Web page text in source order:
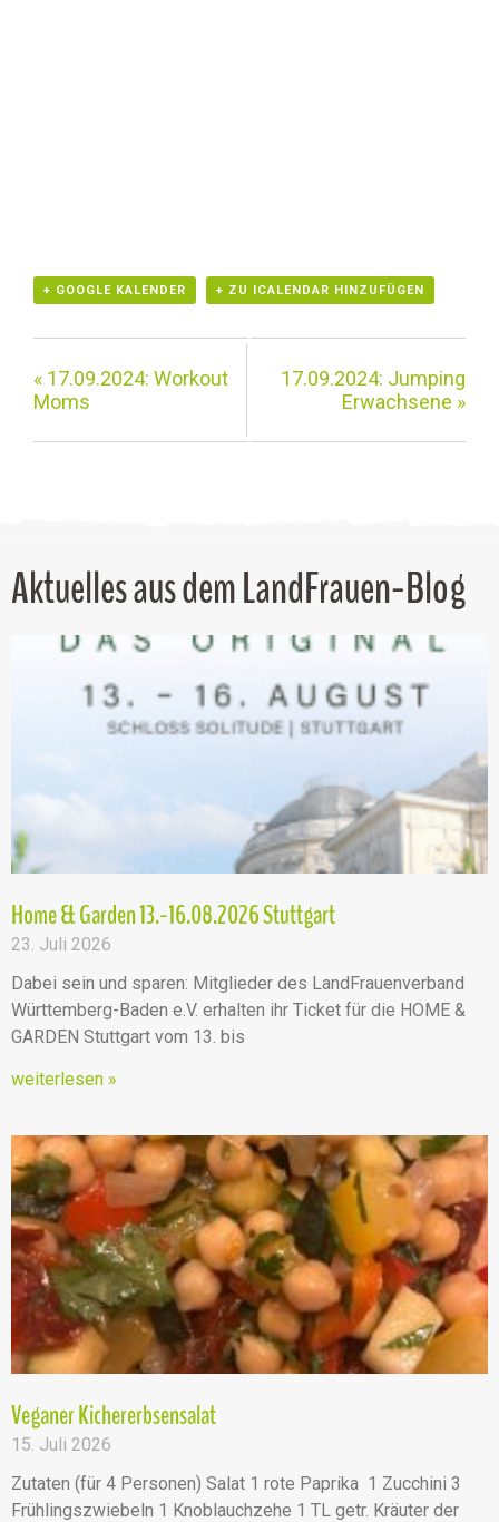
+ GOOGLE KALENDER + ZU ICALENDAR HINZUFÜGEN
« 17.09.2024: Workout
Moms
17.09.2024: Jumping
Erwachsene »
Aktuelles aus dem LandFrauen-Blog
Home & Garden 13.-16.08.2026 Stuttgart
23. Juli 2026
Dabei sein und sparen: Mitglieder des LandFrauenverband
Württemberg-Baden e.V. erhalten ihr Ticket für die HOME &
GARDEN Stuttgart vom 13. bis
weiterlesen »
Veganer Kichererbsensalat
15. Juli 2026
Zutaten (für 4 Personen) Salat 1 rote Paprika 1 Zucchini 3
Frühlingszwiebeln 1 Knoblauchzehe 1 TL getr. Kräuter der